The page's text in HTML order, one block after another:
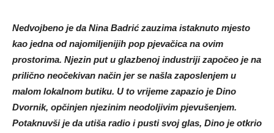
Nedvojbeno je da Nina Badrić zauzima istaknuto mjesto
kao jedna od najomiljenijih pop pjevačica na ovim
prostorima. Njezin put u glazbenoj industriji započeo je na
prilično neočekivan način jer se našla zaposlenjem u
malom lokalnom butiku. U to vrijeme zapazio je Dino
Dvornik, opčinjen njezinim neodoljivim pjevušenjem.
Potaknuvši je da utiša radio i pusti svoj glas, Dino je otkrio